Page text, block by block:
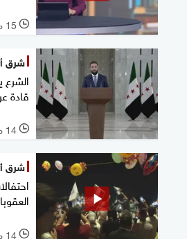
l 15 مايو 2025
شرق
الشرع
قادة
l 14 مايو 2025
شرق
l 14 مايو 2025